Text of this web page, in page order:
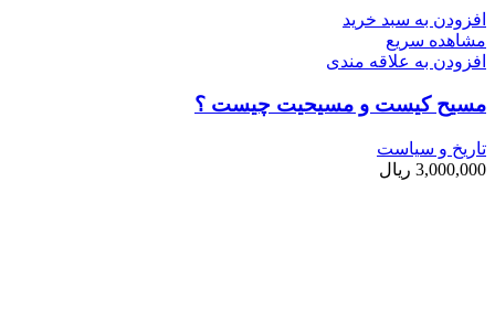
افزودن به سبد خرید
مشاهده سریع
افزودن به علاقه مندی
مسیح کیست و مسیحیت چیست ؟
تاریخ و سیاست
3,000,000 ریال